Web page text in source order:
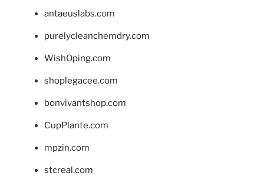
antaeuslabs.com
purelycleanchemdry.com
WishOping.com
shoplegacee.com
bonvivantshop.com
CupPlante.com
mpzin.com
stcreal.com